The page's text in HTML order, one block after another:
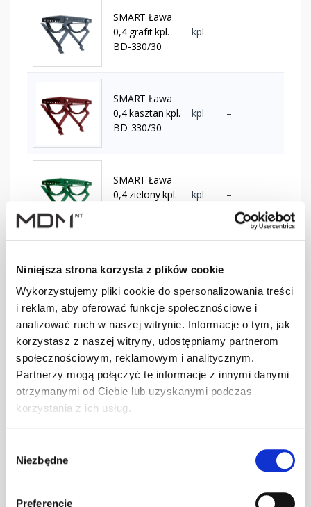
Niniejsza strona korzysta z plików cookie
Wykorzystujemy pliki cookie do spersonalizowania treści
i reklam, aby oferować funkcje społecznościowe i
analizować ruch w naszej witrynie. Informacje o tym, jak
korzystasz z naszej witryny, udostępniamy partnerom
społecznościowym, reklamowym i analitycznym.
Partnerzy mogą połączyć te informacje z innymi danymi
otrzymanymi od Ciebie lub uzyskanymi podczas
korzystania z ich usług.
zgody
Niezbędne
Preferencje
SMART Ława
0,4 grafit kpl.
BD-330/30
kpl –
SMART Ława
0,4 kasztan kpl.
BD-330/30
kpl –
SMART Ława
0,4 zielony kpl.
kpl –
0,4 brąz kpl.
BD-350/30
kpl
SMART Ława
0,4 c.brąz kpl.
BD-350/30
kpl –